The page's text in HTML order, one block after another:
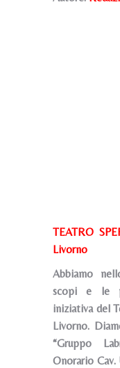
TEATRO
Livorno
Abbiamo
scopi e le
iniziativa del
Livorno.
“Gruppo
Onorario